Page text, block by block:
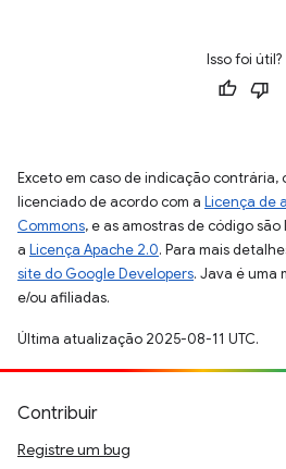
Isso foi útil?
Exceto em caso de indicação
licenciado de acordo com a Licença de
Commons, e as amostras de código
a Licença Apache 2.0. Para mais
site do Google Developers. Java é uma
e/ou afiliadas.
Última atualização 2025-08-11 UTC.
Contribuir
Registre um bug